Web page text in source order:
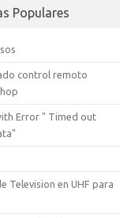
Populares
control remoto
Error " Timed out
Television en UHF para